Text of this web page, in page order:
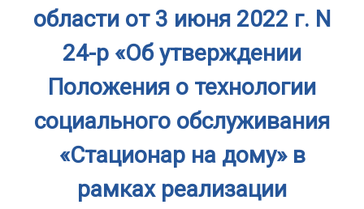
области от 3 июня 2022 г. N
24-р «Об утверждении
Положения о технологии
социального обслуживания
«Стационар на дому» в
рамках реализации